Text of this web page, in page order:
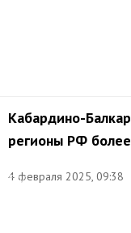
Кабардино-
регионы РФ
4 февраля 2025, 09:38
Егор